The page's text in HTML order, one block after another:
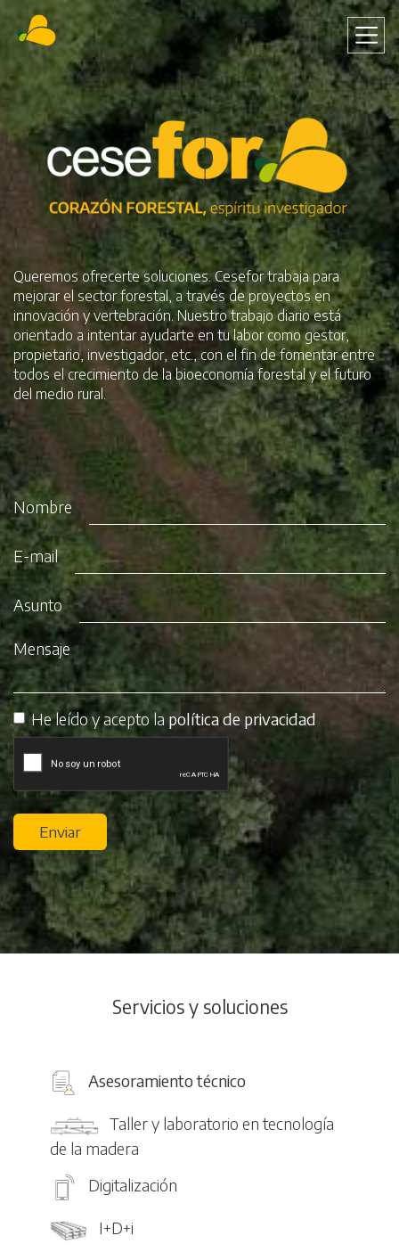
Pasar
contenido
principal
Queremos ofrecerte soluciones. Cesefor trabaja para
mejorar el sector forestal, a través de proyectos en
innovación y vertebración. Nuestro trabajo diario está
orientado a intentar ayudarte en tu labor como gestor,
propietario, investigador, etc., con el fin de fomentar entre
todos el crecimiento de la bioeconomía forestal y el futuro
del medio rural.
Nombre
E-mail
Asunto
Mensaje
He leído y acepto la política de privacidad
Enviar
Servicios y soluciones
Asesoramiento técnico
Taller y laboratorio en tecnología
de la madera
Digitalización
I+D+i